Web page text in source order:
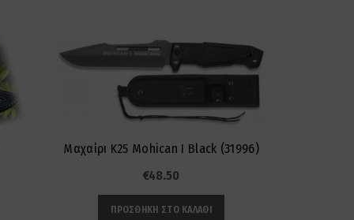
Μαχαίρι K25 Mohican I Black (31996)
€48.50
ΠΡΟΣΘΉΚΗ ΣΤΟ ΚΑΛΆΘΙ